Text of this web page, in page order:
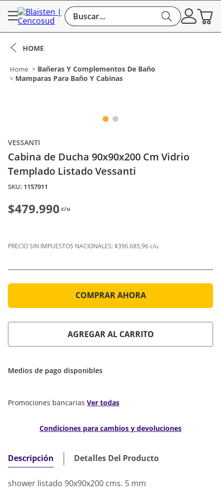
Buscar...
Bañeras Y Complementos De Baño
Mamparas Para Baño Y Cabinas
VESSANTI
Cabina de Ducha 90x90x200 Cm Vidrio
Templado Listado Vessanti
: 1157911
$479.990 c/u
PRECIO SIN IMPUESTOS NACIONALES:$396.685,96 c/u
COMPRAR AHORA
AGREGAR AL CARRITO
Medios de pago disponibles
Promociones bancarias Ver todas
Condiciones para cambios y devoluciones
Descripción Detalles Del Producto
shower listado 90x90x200 cms. 5 mm